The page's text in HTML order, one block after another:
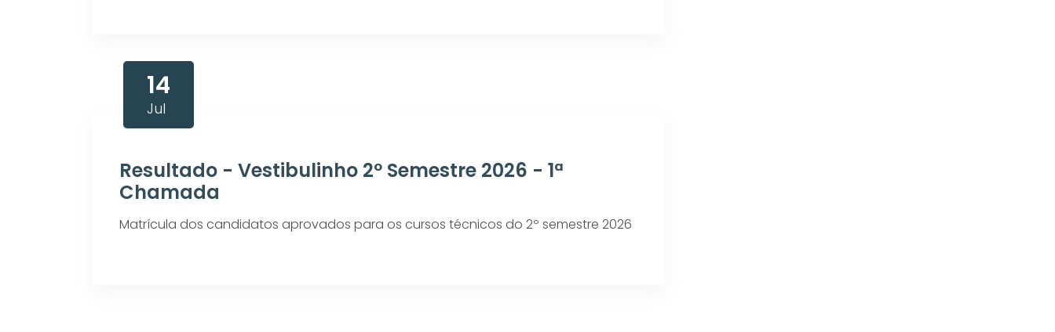
14
Jul
Resultado - Vestibulinho 2º Semestre 2026 - 1ª
Chamada
Matrícula dos candidatos aprovados para os cursos técnicos do 2º semestre 2026